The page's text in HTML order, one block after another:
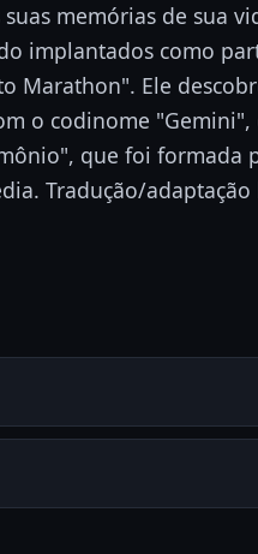
memórias de sua
implantados como
Marathon". Ele
o codinome "Gemini",
que foi formada
Tradução/adaptação